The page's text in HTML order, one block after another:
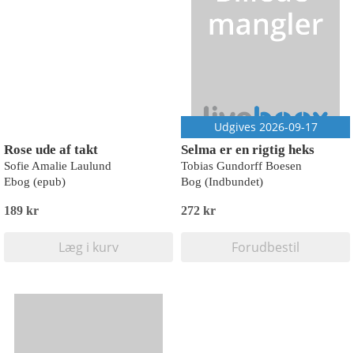
Rose ude af takt
Sofie Amalie Laulund
Ebog (epub)
189 kr
Læg i kurv
Udgives 2026-09-17
Selma er en rigtig heks
Tobias Gundorff Boesen
Bog (Indbundet)
272 kr
Forudbestil